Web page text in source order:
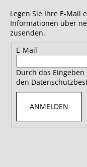
Legen Sie Ihre E-Mail
Informationen über
zusenden.
E-Mail
Durch das
den
ANMELDEN